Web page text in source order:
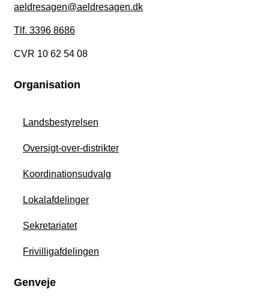
aeldresagen@aeldresagen.dk
Tlf. 3396 8686
CVR 10 62 54 08
Organisation
Landsbestyrelsen
Oversigt-over-distrikter
Koordinationsudvalg
Lokalafdelinger
Sekretariatet
Frivilligafdelingen
Genveje